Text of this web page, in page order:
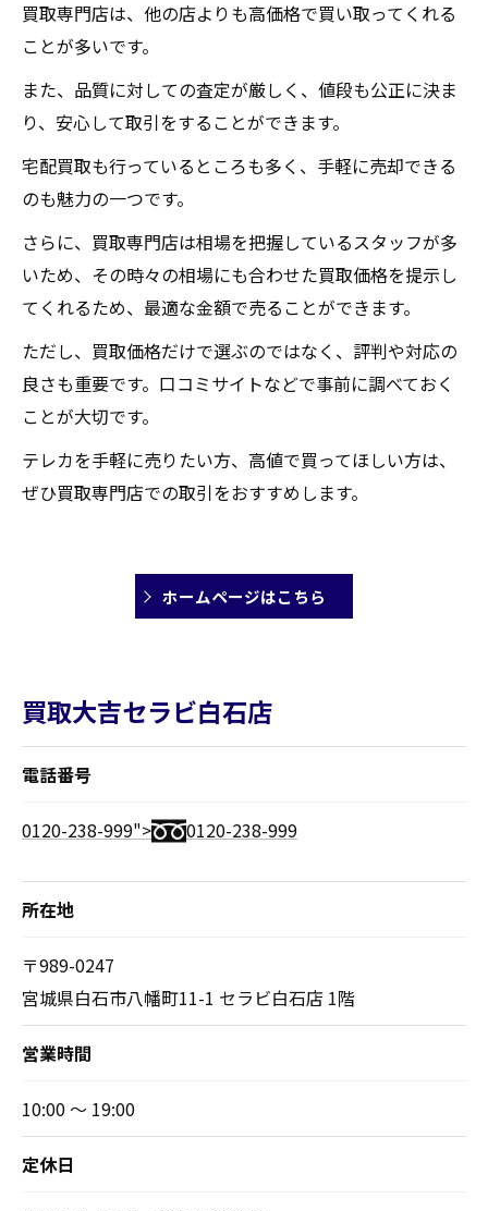
買取専門店は、他の店よりも高価格で買い取ってくれる
ことが多いです。
また、品質に対しての査定が厳しく、値段も公正に決ま
り、安心して取引をすることができます。
宅配買取も行っているところも多く、手軽に売却できる
のも魅力の一つです。
さらに、買取専門店は相場を把握しているスタッフが多
いため、その時々の相場にも合わせた買取価格を提示し
てくれるため、最適な金額で売ることができます。
ただし、買取価格だけで選ぶのではなく、評判や対応の
良さも重要です。口コミサイトなどで事前に調べておく
ことが大切です。
テレカを手軽に売りたい方、高値で買ってほしい方は、
ぜひ買取専門店での取引をおすすめします。
ホームページはこちら
買取大吉セラビ白石店
電話番号
0120-238-999"> 0120-238-999
所在地
〒989-0247
宮城県白石市八幡町11-1 セラビ白石店 1階
営業時間
10:00 ～ 19:00
定休日